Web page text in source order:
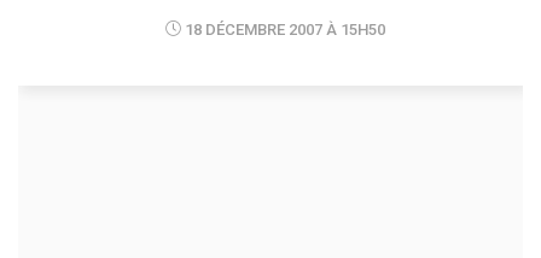
18 DÉCEMBRE 2007 À 15H50